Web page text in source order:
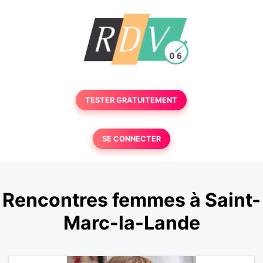
TESTER GRATUITEMENT
SE CONNECTER
Rencontres femmes à Saint-
Marc-la-Lande